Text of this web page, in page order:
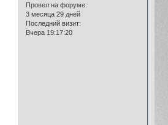
Провел на форуме:
3 месяца 29 дней
Последний визит:
Вчера 19:17:20